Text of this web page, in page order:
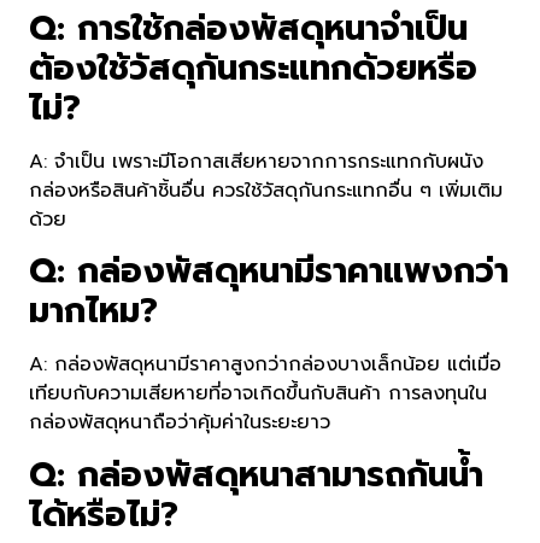
Q: การใช้กล่องพัสดุหนาจำเป็น
ต้องใช้วัสดุกันกระแทกด้วยหรือ
ไม่?
A: จำเป็น เพราะมีโอกาสเสียหายจากการกระแทกกับผนัง
กล่องหรือสินค้าชิ้นอื่น ควรใช้วัสดุกันกระแทกอื่น ๆ เพิ่มเติม
ด้วย
Q: กล่องพัสดุหนามีราคาแพงกว่า
มากไหม?
A: กล่องพัสดุหนามีราคาสูงกว่ากล่องบางเล็กน้อย แต่เมื่อ
เทียบกับความเสียหายที่อาจเกิดขึ้นกับสินค้า การลงทุนใน
กล่องพัสดุหนาถือว่าคุ้มค่าในระยะยาว
Q: กล่องพัสดุหนาสามารถกันน้ำ
ได้หรือไม่?